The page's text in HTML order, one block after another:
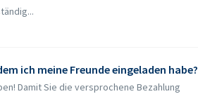
ich meine Freunde eingeladen habe?
Damit Sie die versprochene Bezahlung